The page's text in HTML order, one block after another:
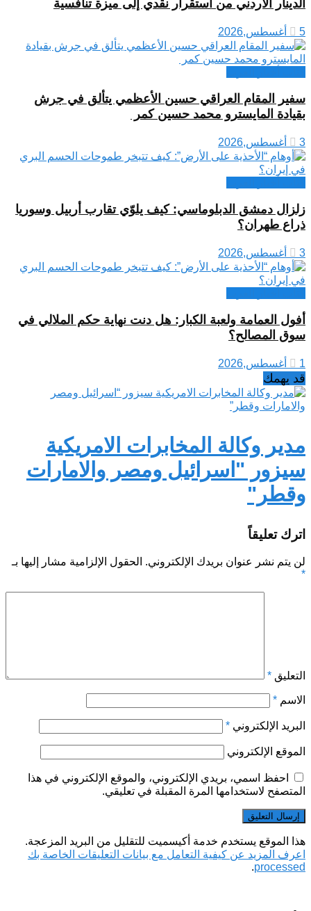
الدينار الأردني من استقرار نقدي إلى ميزة تنافسية
5 أغسطس,2026
سفير المقام العراقي حسين الأعظمي يتألق في جرش
بقيادة المايسترو محمد حسين كمر
3 أغسطس,2026
زلزال دمشق الدبلوماسي: كيف يلوّي تقارب أربيل وسوريا
ذراع طهران؟
3 أغسطس,2026
أفول العمامة ولعبة الكبار: هل دنت نهاية حكم الملالي في
سوق المصالح؟
1 أغسطس,2026
قد يهمك
مدير وكالة المخابرات الامريكية
سيزور "اسرائيل ومصر والامارات
وقطر"
اترك تعليقاً
لن يتم نشر عنوان بريدك الإلكتروني. الحقول الإلزامية مشار إليها بـ
*
التعليق *
الاسم *
البريد الإلكتروني *
الموقع الإلكتروني
احفظ اسمي، بريدي الإلكتروني، والموقع الإلكتروني في هذا
المتصفح لاستخدامها المرة المقبلة في تعليقي.
هذا الموقع يستخدم خدمة أكيسميت للتقليل من البريد المزعجة.
اعرف المزيد عن كيفية التعامل مع بيانات التعليقات الخاصة بك
processed
.